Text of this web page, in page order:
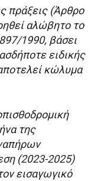
πράξεις (Άρθρο
αλώβητο το
1990, βάσει
ειδικής
κώλυμα
της
(2023-2025)
εισαγωγικό